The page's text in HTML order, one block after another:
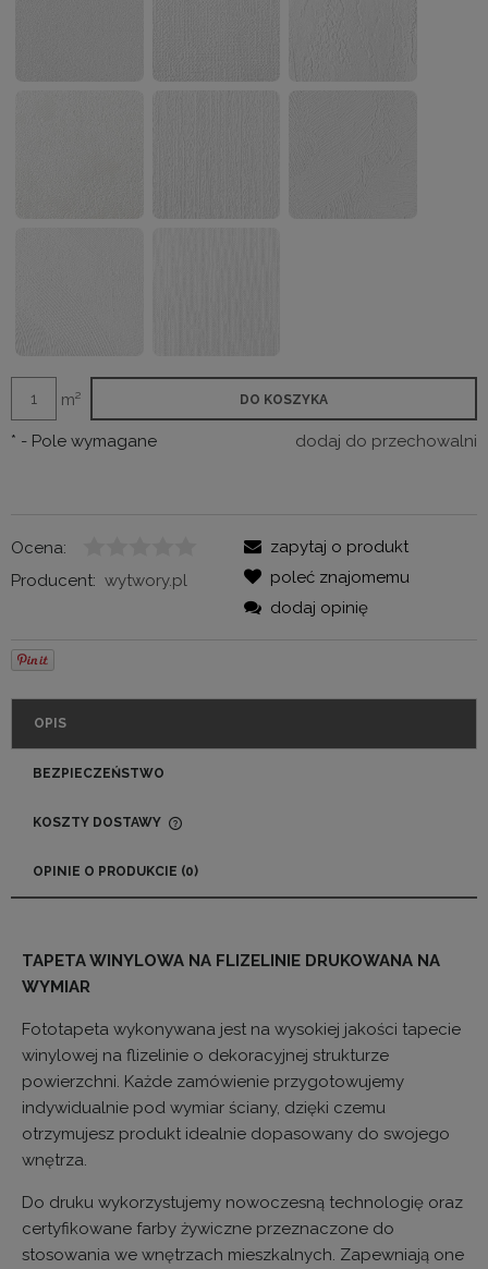
m² DO KOSZYKA
dodaj do przechowalni
* - Pole wymagane
Ocena:
Producent: wytwory.pl
zapytaj o produkt
poleć znajomemu
dodaj opinię
OPIS
BEZPIECZEŃSTWO
KOSZTY DOSTAWY
OPINIE O PRODUKCIE (0)
TAPETA WINYLOWA NA FLIZELINIE DRUKOWANA NA
WYMIAR
Fototapeta wykonywana jest na wysokiej jakości tapecie
winylowej na flizelinie o dekoracyjnej strukturze
powierzchni. Każde zamówienie przygotowujemy
indywidualnie pod wymiar ściany, dzięki czemu
otrzymujesz produkt idealnie dopasowany do swojego
wnętrza.
Do druku wykorzystujemy nowoczesną technologię oraz
certyfikowane farby żywiczne przeznaczone do
stosowania we wnętrzach mieszkalnych. Zapewniają one